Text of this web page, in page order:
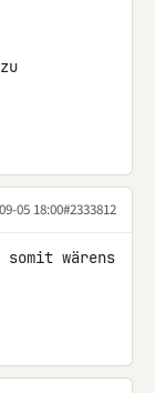
05 18:00#2333812
wärens